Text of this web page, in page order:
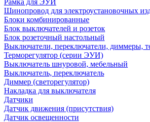
Рамка для ЭУИ
Шинопровод для электроустановочных
Блоки комбинированные
Блок выключателей и розеток
Блок розеточный настольный
Выключатели, переключатели, диммеры,
Терморегулятор (серии ЭУИ)
Выключатель шнуровой, мебельный
Выключатель, переключатель
Диммер (светорегулятор)
Накладка для выключателя
Датчики
Датчик движения (присутствия)
Датчик освещенности